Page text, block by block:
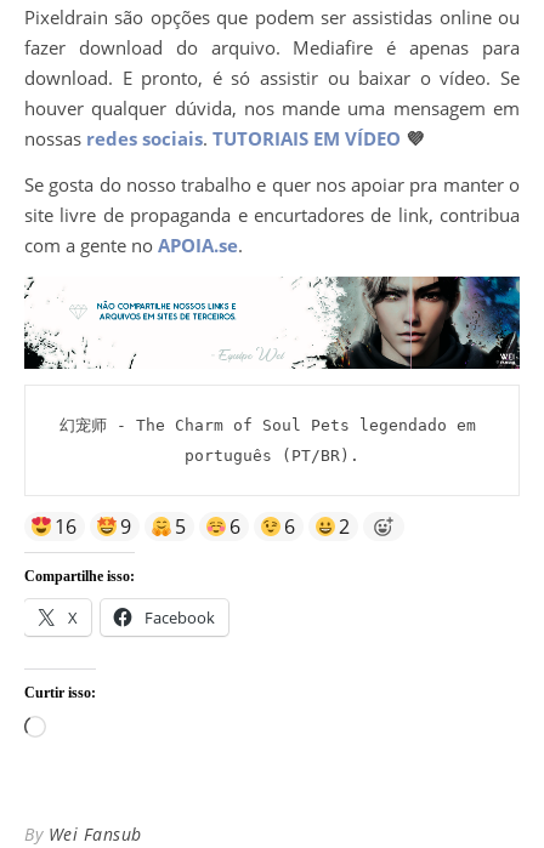
Pixeldrain são opções que podem ser assistidas online ou
fazer download do arquivo. Mediafire é apenas para
download. E pronto, é só assistir ou baixar o vídeo. Se
houver qualquer dúvida, nos mande uma mensagem em
nossas redes sociais. TUTORIAIS EM VÍDEO 💜
Se gosta do nosso trabalho e quer nos apoiar pra manter o
site livre de propaganda e encurtadores de link, contribua
com a gente no APOIA.se.
幻宠师 - The Charm of Soul Pets legendado em
português (PT/BR).
16 9 5 6 6 2
Compartilhe isso:
X Facebook
Curtir isso:
Carregando...
By Wei Fansub